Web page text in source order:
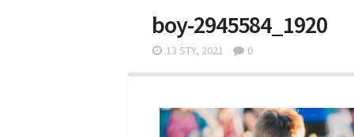
boy-2945584_1920
13 STY, 2021 0